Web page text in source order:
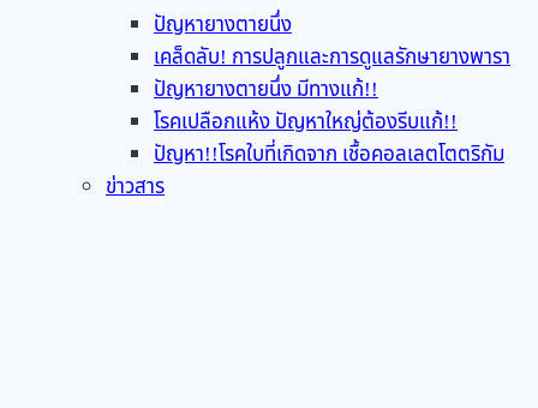
ปัญหายางตายนึ่ง
เคล็ดลับ! การปลูกและการดูแลรักษายางพารา
ปัญหายางตายนึ่ง มีทางแก้!!
โรคเปลือกแห้ง ปัญหาใหญ่ต้องรีบแก้!!
ปัญหา!!โรคใบที่เกิดจาก เชื้อคอลเลตโตตริกัม
ข่าวสาร